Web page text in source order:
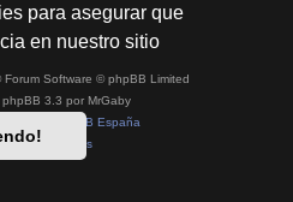
para asegurar que
en nuestro sitio
Forum Software © phpBB Limited
phpBB 3.3 por MrGaby
phpBB España
|Condiciones